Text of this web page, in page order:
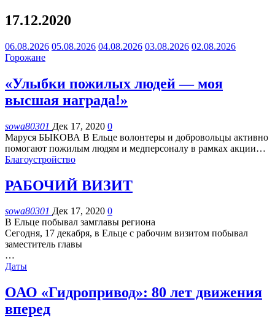
17.12.2020
06.08.2026 05.08.2026 04.08.2026 03.08.2026 02.08.2026
Горожане
«Улыбки пожилых людей — моя
высшая награда!»
sowa80301 Дек 17, 2020 0
Маруся БЫКОВА В Ельце волонтеры и добровольцы активно
помогают пожилым людям и медперсоналу в рамках акции…
Благоустройство
РАБОЧИЙ ВИЗИТ
sowa80301 Дек 17, 2020 0
В Ельце побывал замглавы региона
Сегодня, 17 декабря, в Ельце с рабочим визитом побывал
заместитель главы
…
Даты
ОАО «Гидропривод»: 80 лет движения
вперед